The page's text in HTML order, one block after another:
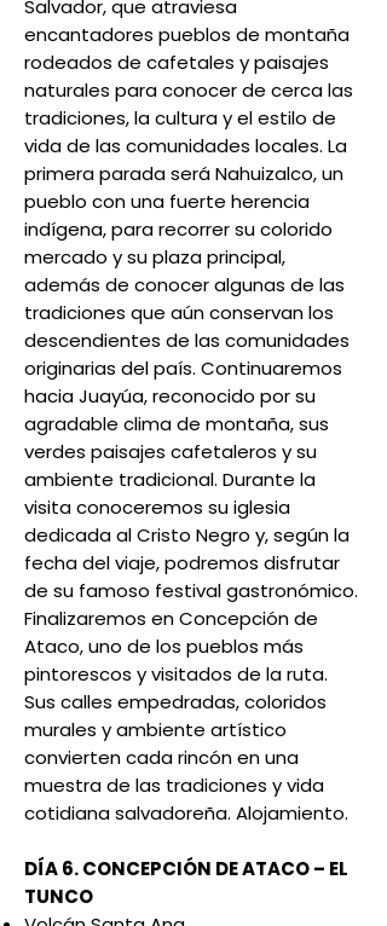
Salvador, que atraviesa
encantadores pueblos de montaña
rodeados de cafetales y paisajes
naturales para conocer de cerca las
tradiciones, la cultura y el estilo de
vida de las comunidades locales. La
primera parada será Nahuizalco, un
pueblo con una fuerte herencia
indígena, para recorrer su colorido
mercado y su plaza principal,
además de conocer algunas de las
tradiciones que aún conservan los
descendientes de las comunidades
originarias del país. Continuaremos
hacia Juayúa, reconocido por su
agradable clima de montaña, sus
verdes paisajes cafetaleros y su
ambiente tradicional. Durante la
visita conoceremos su iglesia
dedicada al Cristo Negro y, según la
fecha del viaje, podremos disfrutar
de su famoso festival gastronómico.
Finalizaremos en Concepción de
Ataco, uno de los pueblos más
pintorescos y visitados de la ruta.
Sus calles empedradas, coloridos
murales y ambiente artístico
convierten cada rincón en una
muestra de las tradiciones y vida
cotidiana salvadoreña. Alojamiento.
DÍA 6. CONCEPCIÓN DE ATACO – EL
TUNCO